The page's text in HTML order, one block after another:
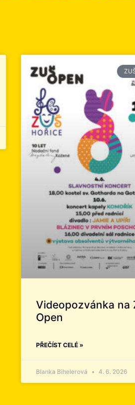
Videopozvánka na
Open
PŘEČÍST CELÉ »
Blanka Bihelerová 4. 6. 2026